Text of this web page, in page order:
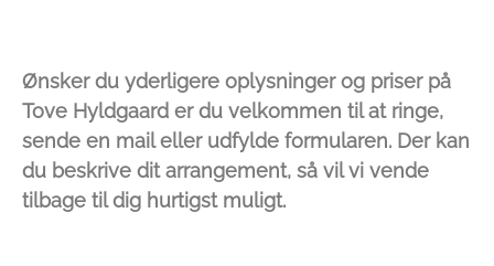
Ønsker du yderligere oplysninger og priser på
Tove Hyldgaard er du velkommen til at ringe,
sende en mail eller udfylde formularen. Der kan
du beskrive dit arrangement, så vil vi vende
tilbage til dig hurtigst muligt.